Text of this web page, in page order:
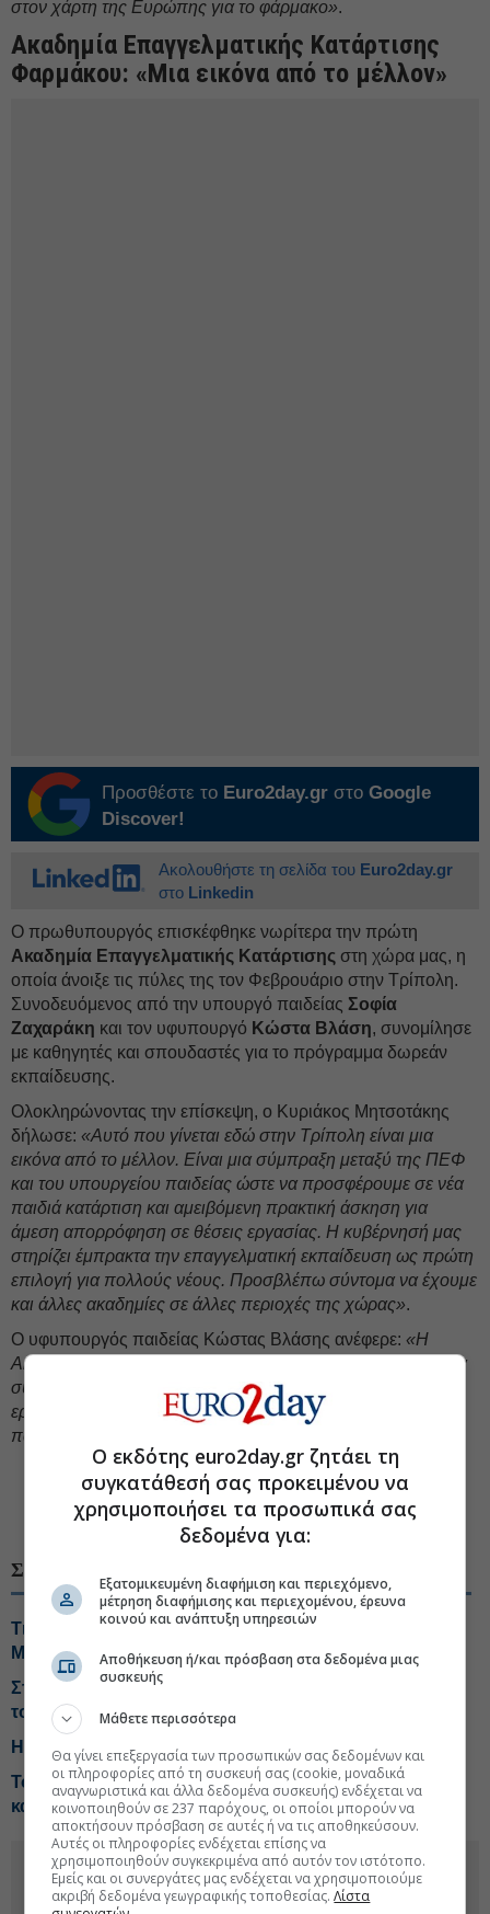
στον χάρτη της Ευρώπης για το φάρμακο».
Ακαδημία Επαγγελματικής Κατάρτισης
Φαρμάκου: «Μια εικόνα από το μέλλον»
Προσθέστε το Euro2day.gr στο Google
Discover!
Ακολουθήστε τη σελίδα του Euro2day.gr
στο Linkedin
Ο πρωθυπουργός επισκέφθηκε νωρίτερα την πρώτη
Ακαδημία Επαγγελματικής Κατάρτισης στη χώρα μας, η
οποία άνοιξε τις πύλες της τον Φεβρουάριο στην Τρίπολη.
Συνοδευόμενος από την υπουργό παιδείας Σοφία
Ζαχαράκη και τον υφυπουργό Κώστα Βλάση, συνομίλησε
με καθηγητές και σπουδαστές για το πρόγραμμα δωρεάν
εκπαίδευσης.
Ολοκληρώνοντας την επίσκεψη, ο Κυριάκος Μητσοτάκης
δήλωσε: «Αυτό που γίνεται εδώ στην Τρίπολη είναι μια
εικόνα από το μέλλον. Είναι μια σύμπραξη μεταξύ της ΠΕΦ
και του υπουργείου παιδείας ώστε να προσφέρουμε σε νέα
παιδιά κατάρτιση και αμειβόμενη πρακτική άσκηση για
άμεση απορρόφηση σε θέσεις εργασίας. Η κυβέρνησή μας
στηρίζει έμπρακτα την επαγγελματική εκπαίδευση ως πρώτη
επιλογή για πολλούς νέους. Προσβλέπω σύντομα να έχουμε
και άλλες ακαδημίες σε άλλες περιοχές της χώρας».
Ο υφυπουργός παιδείας Κώστας Βλάσης ανέφερε: «Η
Ακαδημία Φαρμάκου δείχνει πραγματικά πως μπορούμε να
συνδέσουμε την επαγγελματική εκπαίδευση με την αγορά
εργασίας. Κύριε πρόεδρε, σας ευχαριστούμε για την
παρουσία σας»
#Κυριάκος Μητσοτάκης #Βιομηχανία φαρμάκων
#Εκπαίδευση
ΣΧΕΤΙΚΑ ΘΕΜΑΤΑ
Τι «κρατά» η βιομηχανία από τη συνάντηση με
Μητσοτάκη
Στην παρουσίαση της νέας εφαρμογής MYAGRO για
τους αγρότες ο Κυριάκος Μητσοτάκης
Η Pfizer ανεβάζει τον πήχη για τις πωλήσεις του 2026
Το Κέμπριτζ επανεξετάζει τις διαδικασίες πρόσληψης
καθηγητών
Ο εκδότης euro2day.gr ζητάει τη
συγκατάθεσή σας προκειμένου να
χρησιμοποιήσει τα προσωπικά σας
δεδομένα για:
Εξατομικευμένη διαφήμιση και περιεχόμενο,
μέτρηση διαφήμισης και περιεχομένου, έρευνα
κοινού και ανάπτυξη υπηρεσιών
Αποθήκευση ή/και πρόσβαση στα δεδομένα μιας
συσκευής
Μάθετε περισσότερα
Θα γίνει επεξεργασία των προσωπικών σας δεδομένων και
οι πληροφορίες από τη συσκευή σας (cookie, μοναδικά
αναγνωριστικά και άλλα δεδομένα συσκευής) ενδέχεται να
κοινοποιηθούν σε 237 παρόχους, οι οποίοι μπορούν να
αποκτήσουν πρόσβαση σε αυτές ή να τις αποθηκεύσουν.
Αυτές οι πληροφορίες ενδέχεται επίσης να
χρησιμοποιηθούν συγκεκριμένα από αυτόν τον ιστότοπο.
Εμείς και οι συνεργάτες μας ενδέχεται να χρησιμοποιούμε
ακριβή δεδομένα γεωγραφικής τοποθεσίας.Λίστα